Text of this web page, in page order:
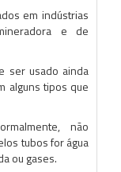
em indústrias
e de
ser usado ainda
alguns tipos que
não
tubos for água
ou gases.